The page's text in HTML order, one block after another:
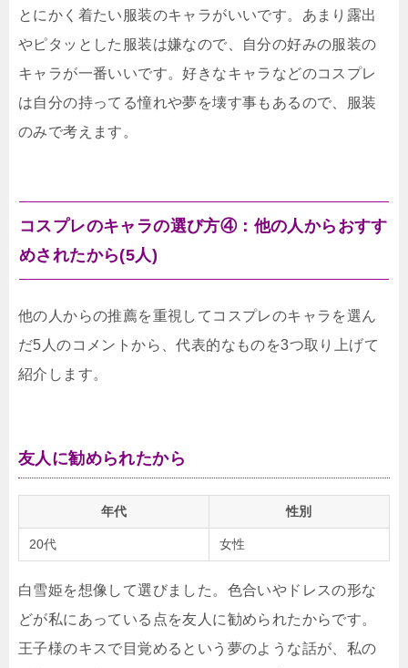
とにかく着たい服装のキャラがいいです。あまり露出
やピタッとした服装は嫌なので、自分の好みの服装の
キャラが一番いいです。好きなキャラなどのコスプレ
は自分の持ってる憧れや夢を壊す事もあるので、服装
のみで考えます。
コスプレのキャラの選び方④：他の人からおすす
めされたから(5人)
他の人からの推薦を重視してコスプレのキャラを選ん
だ5人のコメントから、代表的なものを3つ取り上げて
紹介します。
友人に勧められたから
年代 性別
20代 女性
白雪姫を想像して選びました。色合いやドレスの形な
どが私にあっている点を友人に勧められたからです。
王子様のキスで目覚めるという夢のような話が、私の